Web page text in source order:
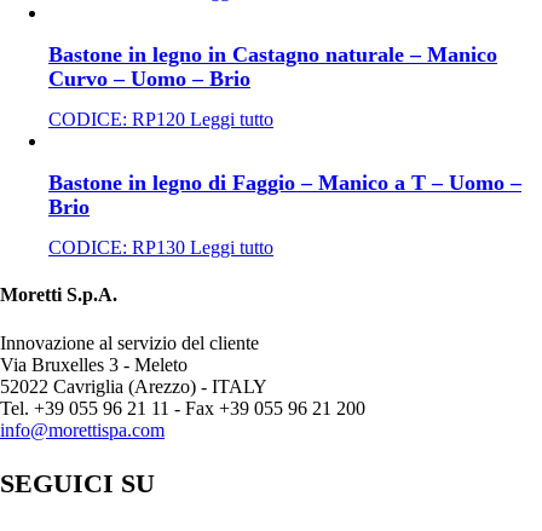
Bastone in legno in Castagno naturale – Manico
Curvo – Uomo – Brio
CODICE: RP120 Leggi tutto
Bastone in legno di Faggio – Manico a T – Uomo –
Brio
CODICE: RP130 Leggi tutto
Moretti S.p.A.
Innovazione al servizio del cliente
Via Bruxelles 3 - Meleto
52022 Cavriglia (Arezzo) - ITALY
Tel. +39 055 96 21 11 - Fax +39 055 96 21 200
info@morettispa.com
SEGUICI SU